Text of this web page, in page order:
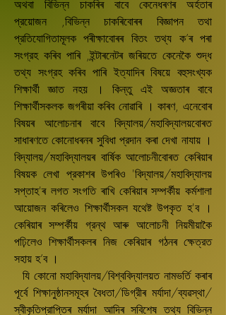
অথবা বিভিন্ন চাকৰিৰ বাবে কেনেধৰণৰ অৰ্হতাৰ
প্রয়োজন ,বিভিন্ন চাকৰিবোৰৰ বিজ্ঞাপন তথা
প্রতিযোগিতামূলক পৰীক্ষাবোৰৰ বিতং তথ্য ক’ৰ পৰা
সংগ্রহ কৰিব পাৰি ,ইন্টাৰনেটৰ জৰিয়তে কেনেকৈ শুদ্ধ
তথ্য সংগ্রহ কৰিব পাৰি ইত্যাদিৰ বিষয়ে বহুসংখ্যক
শিক্ষাৰ্থী জ্ঞাত নহয় । কিন্তু এই অজ্ঞতাৰ বাবে
শিক্ষাৰ্থীসকলক জগৰীয়া কৰিব নোৱাৰি । কাৰণ, এনেবোৰ
বিষয়ৰ আলোচনাৰ বাবে বিদ্যালয়/মহাবিদ্যালয়বোৰত
সাধাৰণতে কোনোধৰনৰ সুবিধা প্রদান কৰা দেখা নাযায় ।
বিদ্যালয়/মহাবিদ্যালয়ৰ বাৰ্ষিক আলোচনীবোৰত কেৰিয়াৰ
বিষয়ক লেখা প্রকাশৰ উপৰিও 'বিদ্যালয়/মহাবিদ্যালয়
সপ্তাহ'ৰ লগত সংগতি ৰাখি কেৰিয়াৰ সম্পৰ্কীয় কৰ্মশালা
আয়োজন কৰিলেও শিক্ষাৰ্থীসকল যথেষ্ট উপকৃত হ'ব ।
কেৰিয়াৰ সম্পৰ্কীয় গ্রন্থ আৰু আলোচনী নিয়মীয়াকৈ
পঢ়িলেও শিক্ষাৰ্থীসকলৰ নিজ কেৰিয়াৰ গঠনৰ ক্ষেত্রত
সহায় হ’ব ।
যি কোনো মহাবিদ্যালয়/বিশ্ববিদ্যালয়ত নামভর্তি কৰাৰ
পূর্বে শিক্ষানুষ্ঠানসমূহৰ বৈধতা/ডিগ্রীৰ মর্যাদা/ব্যৱস্থা/
স্বীকৃতিপ্রাপ্তিৰ মর্যাদা আদিৰ সবিশেষ তথ্য বিভিন্ন